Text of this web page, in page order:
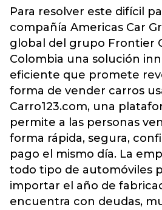
Para resolver este difícil
compañía Americas Car
global del grupo Frontier
Colombia una solución
eficiente que promete
forma de vender carros
Carro123.com, una
permite a las personas
forma rápida, segura,
pago el mismo día. La
todo tipo de automóviles
importar el año de
encuentra con deudas,